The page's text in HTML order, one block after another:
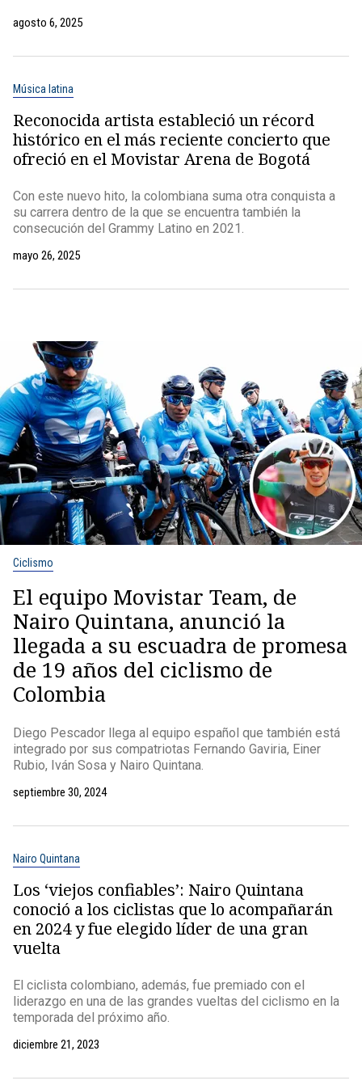
agosto 6, 2025
Música latina
Reconocida artista estableció un récord
histórico en el más reciente concierto que
ofreció en el Movistar Arena de Bogotá
Con este nuevo hito, la colombiana suma otra conquista a
su carrera dentro de la que se encuentra también la
consecución del Grammy Latino en 2021.
mayo 26, 2025
Ciclismo
El equipo Movistar Team, de
Nairo Quintana, anunció la
llegada a su escuadra de promesa
de 19 años del ciclismo de
Colombia
Diego Pescador llega al equipo español que también está
integrado por sus compatriotas Fernando Gaviria, Einer
Rubio, Iván Sosa y Nairo Quintana.
septiembre 30, 2024
Nairo Quintana
Los ‘viejos confiables’: Nairo Quintana
conoció a los ciclistas que lo acompañarán
en 2024 y fue elegido líder de una gran
vuelta
El ciclista colombiano, además, fue premiado con el
liderazgo en una de las grandes vueltas del ciclismo en la
temporada del próximo año.
diciembre 21, 2023